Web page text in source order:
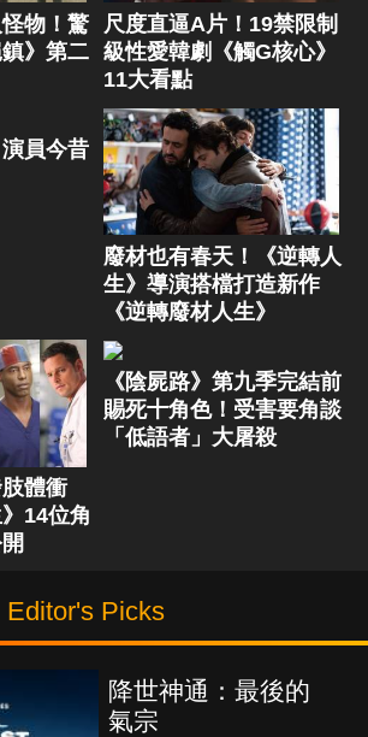
物！驚
》第二
尺度直逼A片！19禁限制
級性愛韓劇《觸G核心》
11大看點
演員今昔
廢材也有春天！《逆轉人
生》導演搭檔打造新作
《逆轉廢材人生》
體衝
14位角
《陰屍路》第九季完結前
賜死十角色！受害要角談
「低語者」大屠殺
Editor's Picks
海上